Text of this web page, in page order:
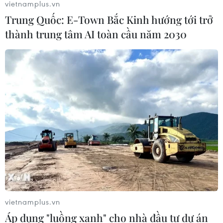
Thụy Sĩ khó đạt mục tiêu giảm phát
thải khí nhà kính vào năm 2030
07/08/2026 09:42
Bão Dolphin càn quét các đảo miền
Nam Nhật Bản, sân bay Okinawa
phải đóng cửa
07/08/2026 09:10
Thái Lan: Ôtô lao vào trung tâm
chăm sóc trẻ làm khoảng nạn nhân
bị thương
vietnamplus.vn
Trung Quốc: E-Town Bắc Kinh hướng tới trở
thành trung tâm AI toàn cầu năm 2030
vietnamplus.vn
Áp dụng "luồng xanh" cho nhà đầu tư dự án